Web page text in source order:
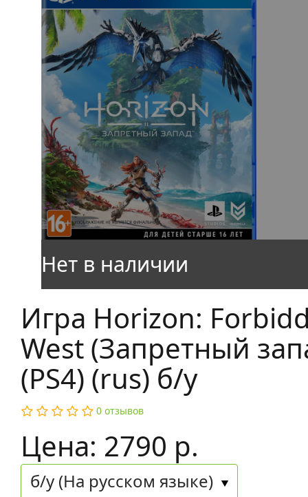
Игра Horizon:
West (Запретный
(PS4) (rus) б/у
0 отзывов
Цена: 2790 р.
б/у (На русском языке)